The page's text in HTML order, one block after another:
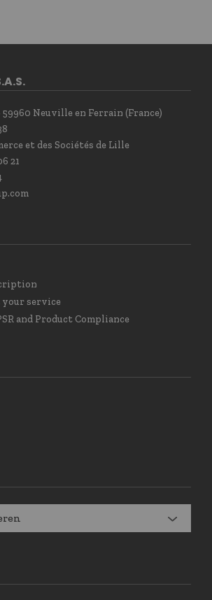
59960 Neuville en Ferrain (France)
et des Sociétés de Lille
21
your service
and Product Compliance